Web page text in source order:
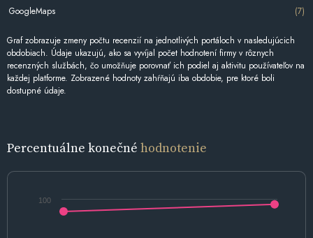
GoogleMaps (7)
Graf zobrazuje zmeny počtu recenzií na jednotlivých portáloch v nasledujúcich
obdobiach. Údaje ukazujú, ako sa vyvíjal počet hodnotení firmy v rôznych
recenzných službách, čo umožňuje porovnať ich podiel aj aktivitu používateľov na
každej platforme. Zobrazené hodnoty zahŕňajú iba obdobie, pre ktoré boli
dostupné údaje.
Percentuálne konečné hodnotenie
100